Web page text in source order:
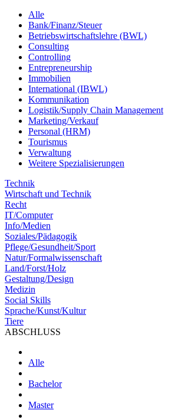
Alle
Bank/Finanz/Steuer
Betriebswirtschaftslehre (BWL)
Consulting
Controlling
Entrepreneurship
Immobilien
International (IBWL)
Kommunikation
Logistik/Supply Chain Management
Marketing/Verkauf
Personal (HRM)
Tourismus
Verwaltung
Weitere Spezialisierungen
Technik
Wirtschaft und Technik
Recht
IT/Computer
Info/Medien
Soziales/Pädagogik
Pflege/Gesundheit/Sport
Natur/Formalwissenschaft
Land/Forst/Holz
Gestaltung/Design
Medizin
Social Skills
Sprache/Kunst/Kultur
Tiere
ABSCHLUSS
Alle
Bachelor
Master